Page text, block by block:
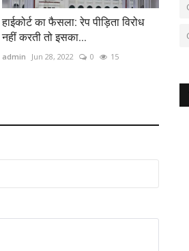
हाईकोर्ट का फैसला: रेप पीड़िता विरोध
नहीं करती तो इसका...
admin Jun 28, 2022 0 15